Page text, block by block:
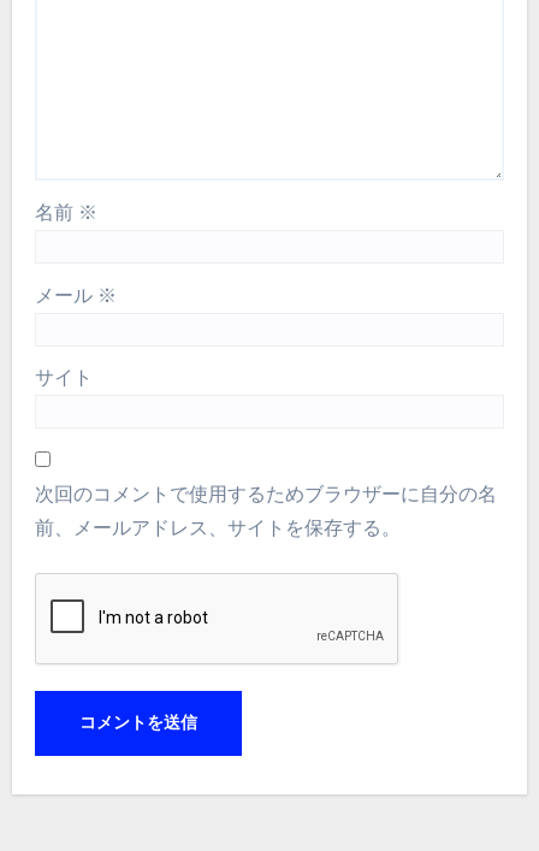
名前 ※
メール ※
サイト
次回のコメントで使用するためブラウザーに自分の名
前、メールアドレス、サイトを保存する。